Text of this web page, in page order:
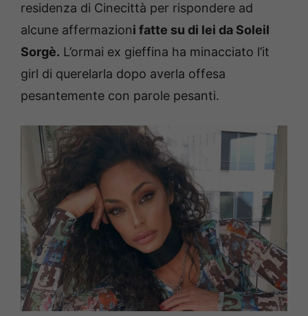
residenza di Cinecittà per rispondere ad
alcune affermazioni fatte su di lei da Soleil
Sorgè. L’ormai ex gieffina ha minacciato l’it
girl di querelarla dopo averla offesa
pesantemente con parole pesanti.